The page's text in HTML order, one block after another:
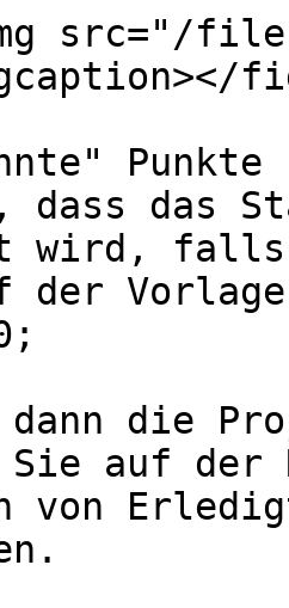
src="/
das
wird,
der
die
auf der
von